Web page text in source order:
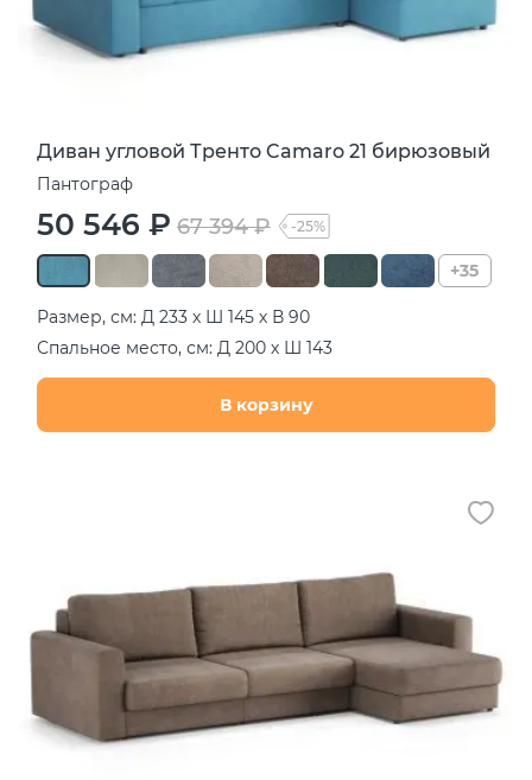
Диван угловой Тренто Camaro 21 бирюзовый
Пантограф
50 546 ₽ 67 394 ₽ -25%
+35
Размер, см: Д 233 х Ш 145 х В 90
Спальное место, см: Д 200 х Ш 143
В корзину